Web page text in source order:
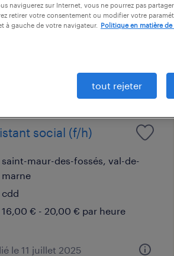
21,45 € par heure
social (f/h)
saint-maur-des-fossés, val-de-
marne
cdd
16,00 € - 20,00 € par heure
le 11 juillet 2025
naviguerez sur Internet, vous ne pourrez pas
retirer votre consentement ou modifier votre
à gauche de votre navigateur.
Politique en matière
tout rejeter